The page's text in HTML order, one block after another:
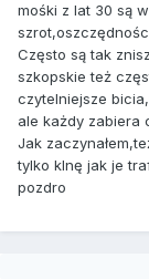
mośki z lat 30 są
Często są tak
szkopskie też
czytelniejsze
ale każdy zabiera
Jak
tylko klnę jak je
pozdro